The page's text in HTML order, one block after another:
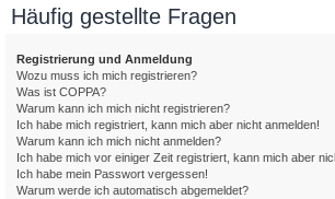
Häufig gestellte Fragen
Registrierung und Anmeldung
Wozu muss ich mich registrieren?
Was ist COPPA?
Warum kann ich mich nicht registrieren?
Ich habe mich registriert, kann mich aber nicht anmelden!
Warum kann ich mich nicht anmelden?
Ich habe mich vor einiger Zeit registriert, kann mich aber
Ich habe mein Passwort vergessen!
Warum werde ich automatisch abgemeldet?